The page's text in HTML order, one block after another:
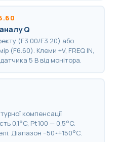
Q
(F3.00/F3.20) або
(F6.60). Клеми +V, FREQ IN,
5 В від монітора.
компенсації
0,1°C, Pt100 — 0,5°C.
Діапазон −50÷+150°C.